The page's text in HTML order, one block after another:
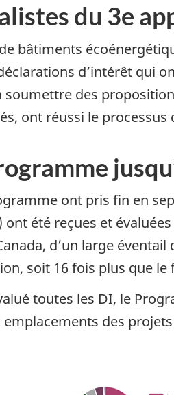
du 3e
bâtiments
d’intérêt qui
soumettre des
ont réussi le
ont pris fin en
été reçues et
d’un large
soit 16 fois plus que
toutes les DI, le
des